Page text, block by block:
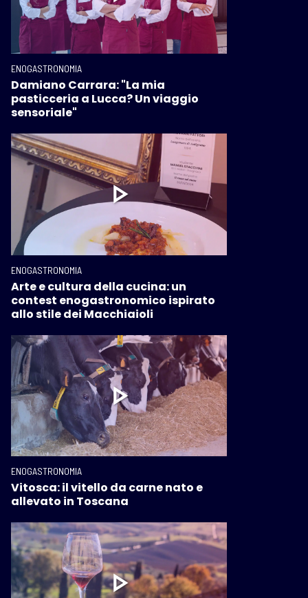
ENOGASTRONOMIA
Damiano Carrara: "La mia
pasticceria a Lucca? Un viaggio
sensoriale"
ENOGASTRONOMIA
Arte e cultura della cucina: un
contest enogastronomico ispirato
allo stile dei Macchiaioli
ENOGASTRONOMIA
Vitosca: il vitello da carne nato e
allevato in Toscana